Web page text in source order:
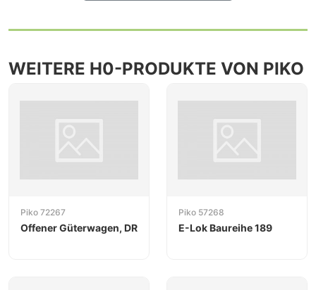
WEITERE H0-PRODUKTE VON PIKO
Piko 72267
Offener Güterwagen, DR
Piko 57268
E-Lok Baureihe 189